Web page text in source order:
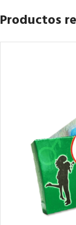
Productos